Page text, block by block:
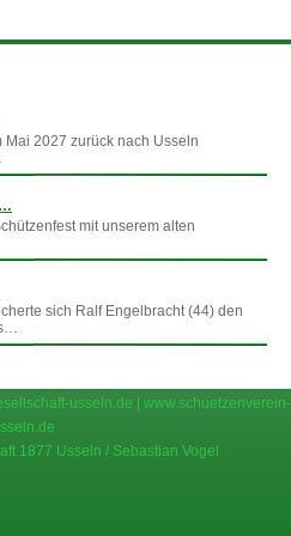
2027 zurück nach Usseln
mit unserem alten
sich Ralf Engelbracht (44) den
usseln.de
www.schuetzenverein-
1877 Usseln / Sebastian Vogel